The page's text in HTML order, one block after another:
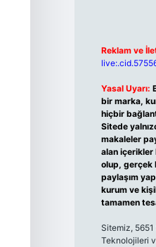
Reklam ve
Yasal Uyarı:
bir marka,
hiçbir
Sitede
makaleler
alan içerikler
olup, gerçek
paylaşım
kurum ve
tamamen
Sitemiz, 5651
Teknolojileri